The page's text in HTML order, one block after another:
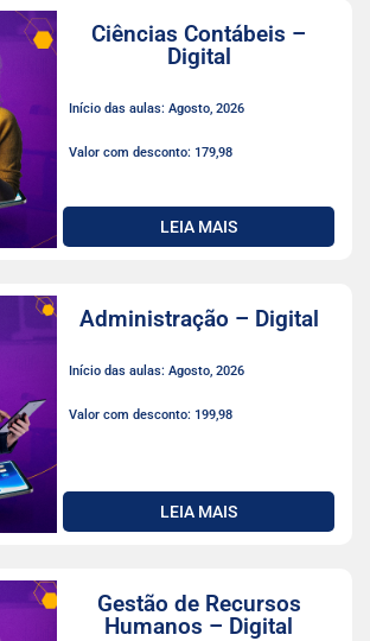
Ciências Contábeis –
Digital
Início das aulas: Agosto, 2026
Valor com desconto: 179,98
LEIA MAIS
Administração – Digital
Início das aulas: Agosto, 2026
Valor com desconto: 199,98
LEIA MAIS
Gestão de Recursos
Humanos – Digital